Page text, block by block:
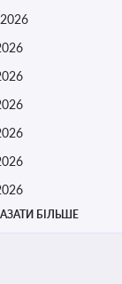
БІЛЬШЕ